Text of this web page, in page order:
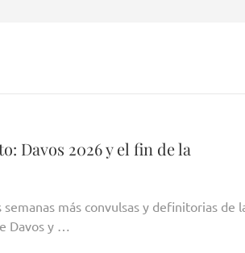
Davos 2026 y el fin de la
más convulsas y definitorias de
Davos y …